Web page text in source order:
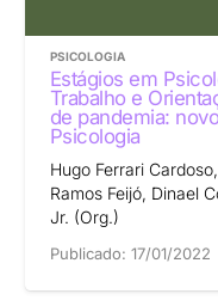
PSICOLOGIA
Estágios em
Trabalho e
de pandemia:
Psicologia
Hugo Ferrari
Ramos Feijó, Dinael
Jr. (Org.)
Publicado: 17/01/2022